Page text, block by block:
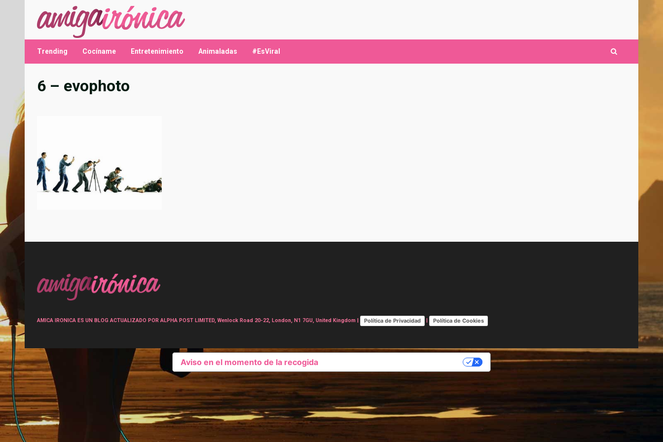
contenido
Trending Cocíname Entretenimiento Animaladas #EsViral
6 – evophoto
AMICA IRONICA ES UN BLOG ACTUALIZADO POR ALPHA POST LIMITED, Wenlock Road 20-22, London, N1 7GU, United Kingdom | Política de Privacidad | Política de Cookies
Aviso en el momento de la recogida